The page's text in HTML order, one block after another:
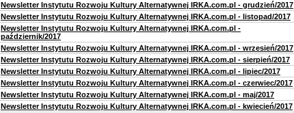
Newsletter Instytutu Rozwoju Kultury Alternatywnej IRKA.com.pl - grudzień/2017
Newsletter Instytutu Rozwoju Kultury Alternatywnej IRKA.com.pl - listopad/2017
Newsletter Instytutu Rozwoju Kultury Alternatywnej IRKA.com.pl -
październik/2017
Newsletter Instytutu Rozwoju Kultury Alternatywnej IRKA.com.pl - wrzesień/2017
Newsletter Instytutu Rozwoju Kultury Alternatywnej IRKA.com.pl - sierpień/2017
Newsletter Instytutu Rozwoju Kultury Alternatywnej IRKA.com.pl - lipiec/2017
Newsletter Instytutu Rozwoju Kultury Alternatywnej IRKA.com.pl - czerwiec/2017
Newsletter Instytutu Rozwoju Kultury Alternatywnej IRKA.com.pl - maj/2017
Newsletter Instytutu Rozwoju Kultury Alternatywnej IRKA.com.pl - kwiecień/2017